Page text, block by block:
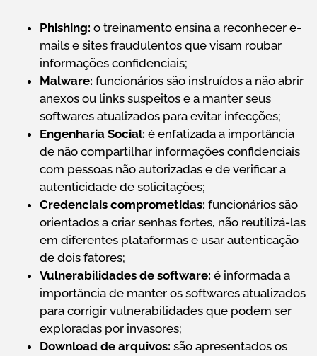
Phishing: o treinamento ensina a reconhecer e-
mails e sites fraudulentos que visam roubar
informações confidenciais;
Malware: funcionários são instruídos a não abrir
anexos ou links suspeitos e a manter seus
softwares atualizados para evitar infecções;
Engenharia Social: é enfatizada a importância
de não compartilhar informações confidenciais
com pessoas não autorizadas e de verificar a
autenticidade de solicitações;
Credenciais comprometidas: funcionários são
orientados a criar senhas fortes, não reutilizá-las
em diferentes plataformas e usar autenticação
de dois fatores;
Vulnerabilidades de software: é informada a
importância de manter os softwares atualizados
para corrigir vulnerabilidades que podem ser
exploradas por invasores;
Download de arquivos: são apresentados os